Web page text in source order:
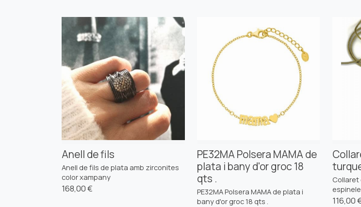
Anell de fils
Anell de fils de plata amb zirconites
color xampany
168,00 €
PE32MA Polsera MAMA de
plata i bany d'or groc 18
qts .
PE32MA Polsera MAMA de plata i
bany d'or groc 18 qts .
Collaret
116,00